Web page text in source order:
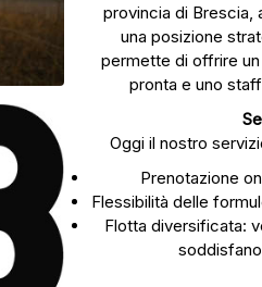
provincia di Brescia,
una posizione
permette di offrire
pronta e uno
Oggi il nostro
Prenotazione
Flessibilità delle
Flotta diversificata: